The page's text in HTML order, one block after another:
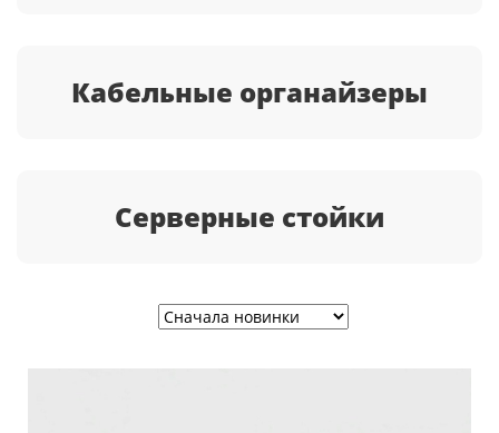
Кабельные органайзеры
Серверные стойки